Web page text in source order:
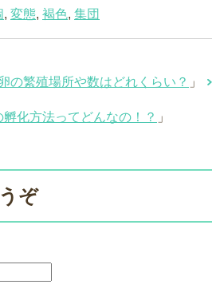
, 変態, 褐色, 集団
の繁殖場所や数はどれくらい？ 」
化方法ってどんなの！？ 」
ぞ